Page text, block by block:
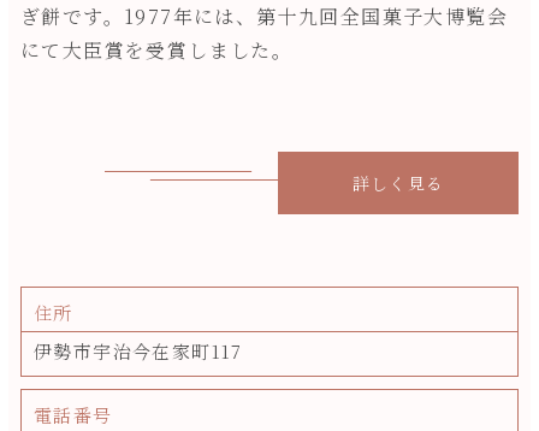
ぎ餅です。1977年には、第十九回全国菓子大博覧会
にて大臣賞を受賞しました。
詳しく見る
住所
伊勢市宇治今在家町117
電話番号